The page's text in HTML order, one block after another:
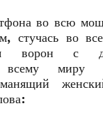
во всю
стучась во
ворон с
всему миру